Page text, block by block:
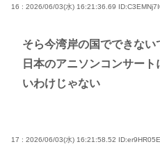
16 : 2026/06/03(水) 16:21:36.69
そら今湾岸の国でできない
日本のアニソンコンサー
いわけじゃない
17 : 2026/06/03(水) 16:21:58.52